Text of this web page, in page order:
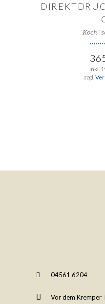
inkl.
zzgl.
04561 6204
Vor dem Kremper